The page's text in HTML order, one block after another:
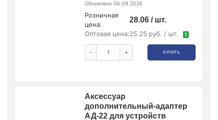
Обновлено 06.08.2026
Розничная
цена:
28.06 / шт.
Оптовая цена:25.25 руб. / шт. !
- + КУПИТЬ
Аксессуар
дополнительный-адаптер
АД-22 для устройств